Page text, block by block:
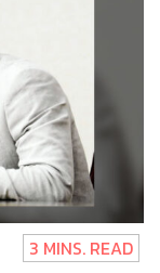
3 MINS. READ